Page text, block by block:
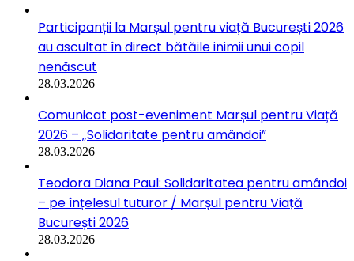
Participanții la Marșul pentru viață București 2026
au ascultat în direct bătăile inimii unui copil
nenăscut
28.03.2026
Comunicat post-eveniment Marșul pentru Viață
2026 – „Solidaritate pentru amândoi”
28.03.2026
Teodora Diana Paul: Solidaritatea pentru amândoi
– pe înțelesul tuturor / Marșul pentru Viață
București 2026
28.03.2026